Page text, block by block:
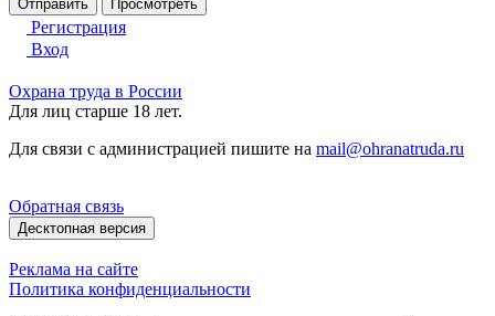
Регистрация
Вход
Охрана труда в России
Для лиц старше 18 лет.
Для связи с администрацией пишите на mail@ohranatruda.ru
Обратная связь
Десктопная версия
Реклама на сайте
Политика конфиденциальности